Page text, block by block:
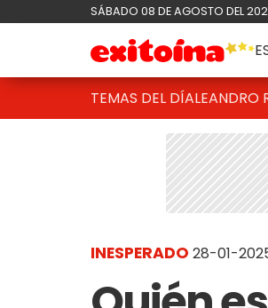
SÁBADO 08 DE AGOSTO DEL
TEMAS DEL DÍALEANDRO
INESPERADO 28-01-